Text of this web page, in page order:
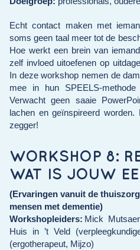
Echt contact maken met
soms geen taal meer tot de
Hoe werkt een brein van
zelf invloed uitoefenen op
In deze workshop nemen de
mee in hun SPEELS-
Verwacht geen saaie
lachen en geïnspireerd
zegger!
WORKSHOP 8:
WAT IS JOUW
(Ervaringen vanuit de
mensen met dementie)
Workshopleiders: Mick
Huis in ’t Veld
(ergotherapeut, Mijzo)